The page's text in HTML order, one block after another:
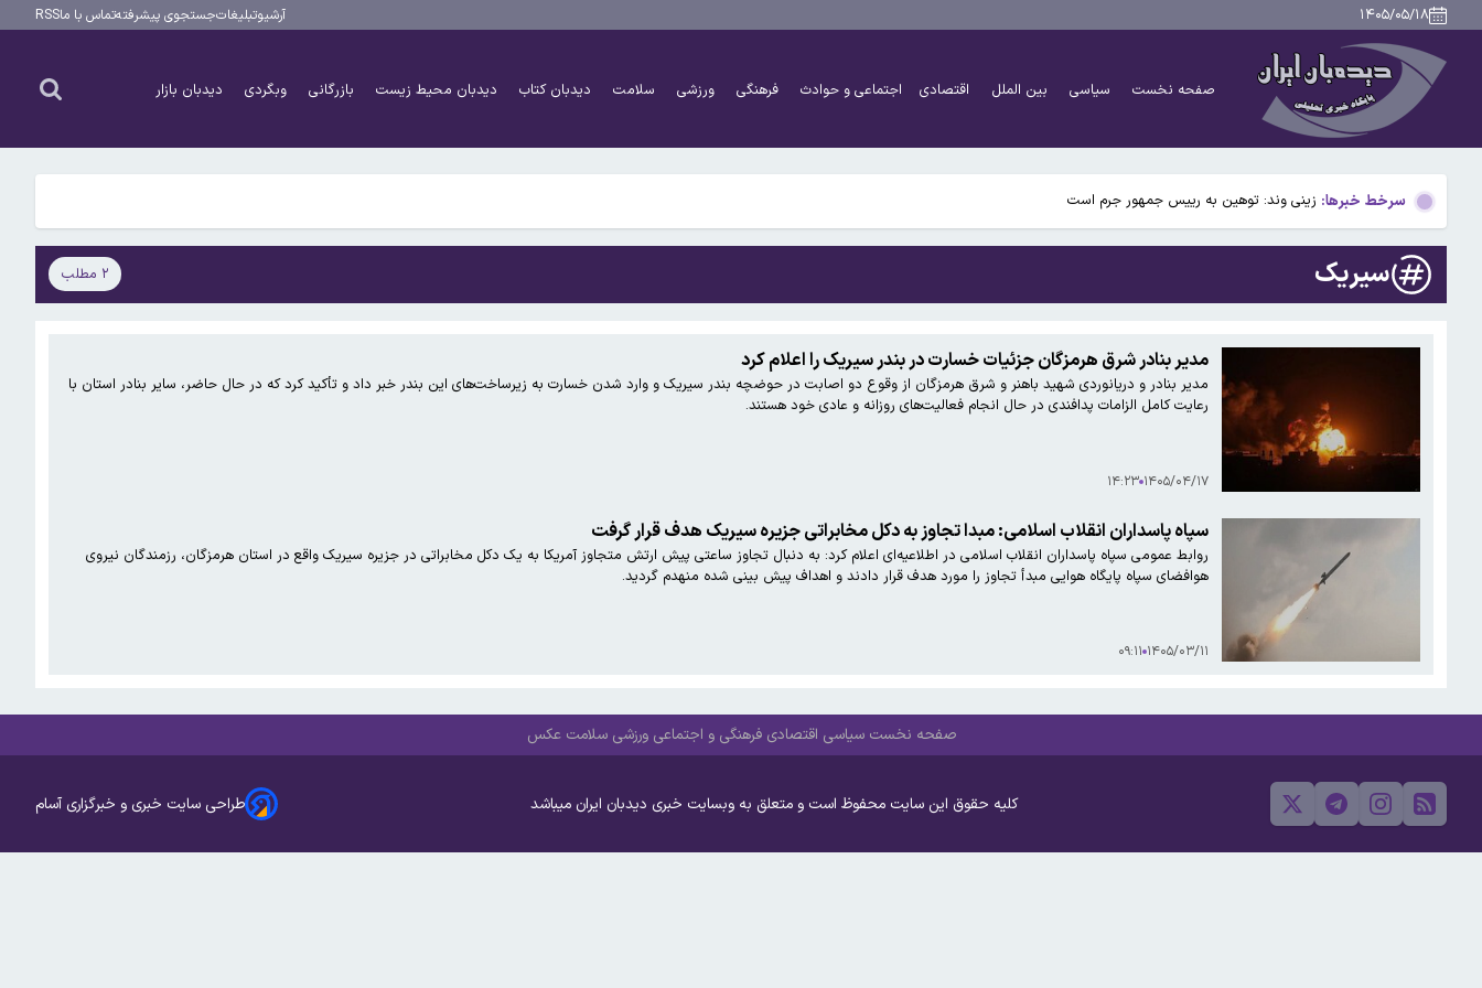
۱۴۰۵/۰۵/۱۸ آرشیوتبلیغاتجستجوی پیشرفتهتماس با ماRSS
صفحه نخست سیاسی بین الملل اقتصادی اجتماعی و حوادث فرهنگی ورزشی سلامت دیدبان کتاب دیدبان محیط زیست بازرگانی وبگردی دیدبان بازار
سرخط خبرها:
مصرف انواع دخانیات عامل ۴۰ درصد سرطان‌هاست
ضرب‌الاجل رئیس کل دادگستری استان تهران برای نظارت بر قیمت‌ها و مقابله با اخلال در بازار
۶۰ درصد هزینه‌های زندگی بازنشستگان صرف درمان می‌شود
زینی وند: توهین به رییس جمهور جرم است
فرد اصلی دخیل در حادثه درگذشت مداح رجب‌زاده دستگیر شد
ضرب‌الاجل رئیس کل دادگستری استان تهران برای نظارت بر قیمت‌ها و مقابله با اخلال در بازار
سیریک ۲ مطلب
مدیر بنادر شرق هرمزگان جزئیات خسارت در بندر سیریک را اعلام کرد
مدیر بنادر و دریانوردی شهید باهنر و شرق هرمزگان از وقوع دو اصابت در حوضچه بندر سیریک و وارد شدن خسارت به زیرساخت‌های این بندر خبر داد و تأکید کرد که در حال حاضر، سایر بنادر استان با
رعایت کامل الزامات پدافندی در حال انجام فعالیت‌های روزانه و عادی خود هستند.
۱۴۰۵/۰۴/۱۷ ۱۴:۲۳
سپاه پاسداران انقلاب اسلامی: مبدا تجاوز به دکل مخابراتی جزیره سیریک هدف قرار گرفت
روابط عمومی سپاه پاسداران انقلاب اسلامی در اطلاعیه‌ای اعلام کرد: به دنبال تجاوز ساعتی پیش ارتش متجاوز آمریکا به یک دکل مخابراتی در جزیره سیریک واقع در استان هرمزگان، رزمندگان نیروی
هوافضای سپاه پایگاه هوایی مبدأ تجاوز را مورد هدف قرار دادند و اهداف پیش بینی شده منهدم گردید.
۱۴۰۵/۰۳/۱۱ ۰۹:۱۱
صفحه نخست سیاسی اقتصادی فرهنگی و اجتماعی ورزشی سلامت عکس
کلیه حقوق این سایت محفوظ است و متعلق به وبسایت خبری دیدبان ایران میباشد طراحی سایت خبری و خبرگزاری آسام